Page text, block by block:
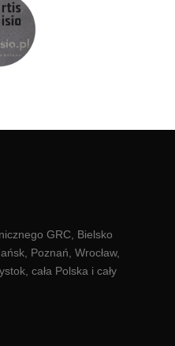
GRC, Bielsko
Poznań, Wrocław,
cała Polska i cały